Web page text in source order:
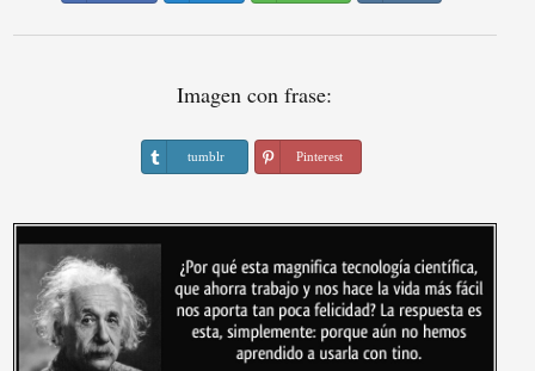
Imagen con frase:
tumblr Pinterest